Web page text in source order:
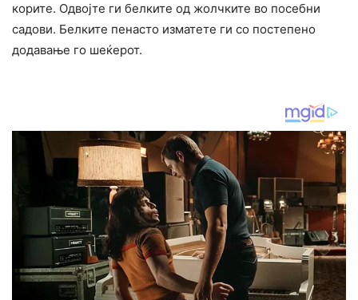
корите. Одвојте ги белките од жолчките во посебни
садови. Белките пенасто изматете ги со постепено
додавање го шеќерот.